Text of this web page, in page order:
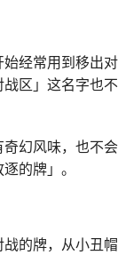
经常用到移出
区」这名字也
幻风味，也不
的牌」。
的牌，从小丑